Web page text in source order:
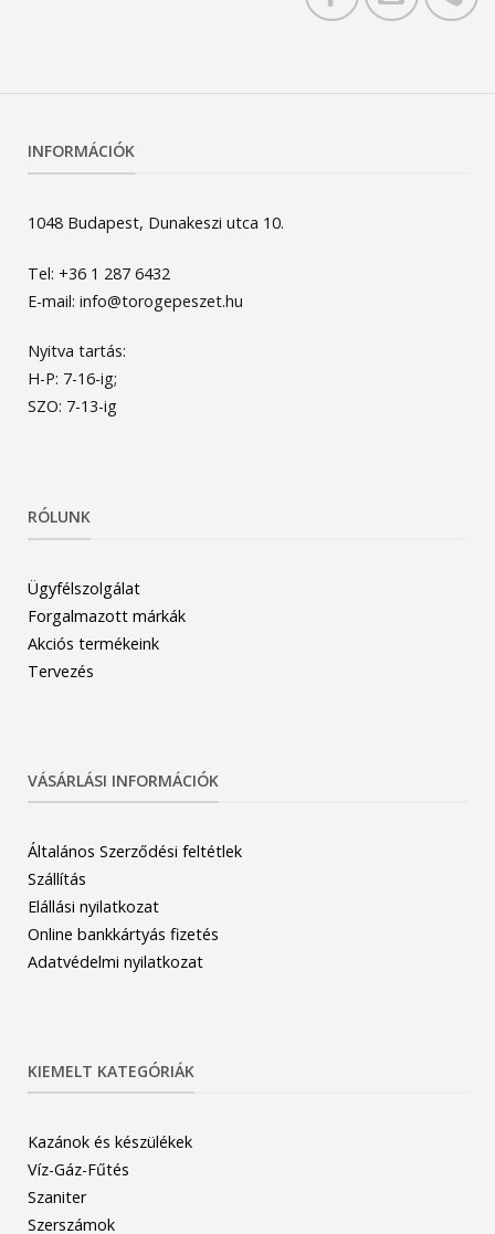
INFORMÁCIÓK
1048 Budapest, Dunakeszi utca 10.
Tel: +36 1 287 6432
E-mail: info@torogepeszet.hu
Nyitva tartás:
H-P: 7-16-ig;
SZO: 7-13-ig
RÓLUNK
Ügyfélszolgálat
Forgalmazott márkák
Akciós termékeink
Tervezés
VÁSÁRLÁSI INFORMÁCIÓK
Általános Szerződési feltétlek
Szállítás
Elállási nyilatkozat
Online bankkártyás fizetés
Adatvédelmi nyilatkozat
KIEMELT KATEGÓRIÁK
Kazánok és készülékek
Víz-Gáz-Fűtés
Szaniter
Szerszámok